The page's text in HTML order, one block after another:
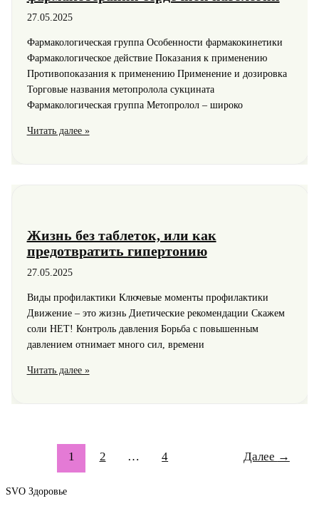
27.05.2025
Фармакологическая группа Особенности фармакокинетики
Фармакологическое действие Показания к применению
Противопоказания к применению Применение и дозировка
Торговые названия метопролола сукцината
Фармакологическая группа Метопролол – широко
Метопролола
Читать далее »
Жизнь без таблеток, или как
предотвратить гипертонию
27.05.2025
Виды профилактики Ключевые моменты профилактики
Движение – это жизнь Диетические рекомендации Скажем
соли НЕТ! Контроль давления Борьба с повышенным
давлением отнимает много сил, времени
Жизнь
гипертонию
Читать далее »
1 2 … 4 Далее →
SVO Здоровье